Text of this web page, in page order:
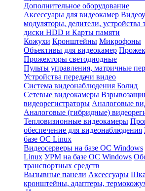
Дополнительное оборудование
Аксессуары для видеокамер
модуляторы, делители, устройства
диски HDD и Карты памяти
Кожухи Кронштейны Микрофоны
Объективы для видеокамер
Прожекторы светодиодные
Пульты управления, матричные
Устройства передачи видео
Система видеонаблюдения Болид
Сетевые видеокамеры
видеорегистраторы Аналоговые
Аналоговые (гибридные)
Тепловизионные видеокамеры
обеспечение для видеонаблюдения
базе ОС Linux
Видеосерверы на базе ОС Windows
Linux УРМ на базе ОС Windows
транспортных средств
Вызывные панели Аксессуары
кронштейны, адаптеры,